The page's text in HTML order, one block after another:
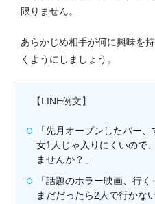
限りません。
あらかじめ相手が何に興味を
くようにしましょう。
【LINE例文】
「先月オープンしたバー
女1人じゃ入りにくいので
ませんか？」
「話題のホラー映画、行
まだだったら2人で行かない